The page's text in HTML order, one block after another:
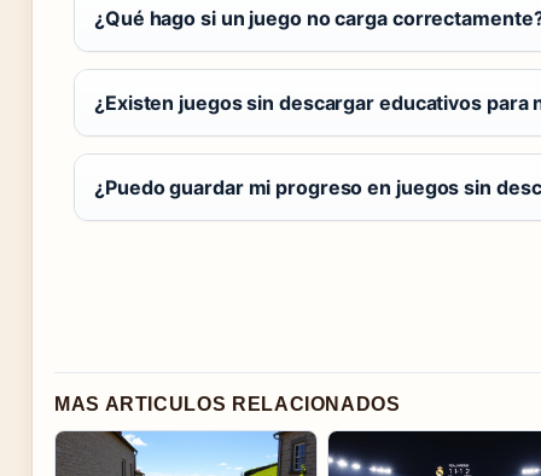
¿Qué hago si un juego no carga
¿Existen juegos sin descargar educativos para
¿Puedo guardar mi progreso en juegos sin
MAS ARTICULOS RELACIONADOS